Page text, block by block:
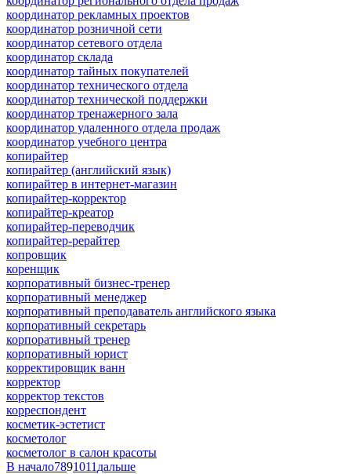
координатор рекламных проектов
координатор розничной сети
координатор сетевого отдела
координатор склада
координатор тайных покупателей
координатор технического отдела
координатор технической поддержки
координатор тренажерного зала
координатор удаленного отдела продаж
координатор учебного центра
копирайтер
копирайтер (английский язык)
копирайтер в интернет-магазин
копирайтер-корректор
копирайтер-креатор
копирайтер-переводчик
копирайтер-рерайтер
копровщик
коренщик
корпоративный бизнес-тренер
корпоративный менеджер
корпоративный преподаватель английского языка
корпоративный секретарь
корпоративный тренер
корпоративный юрист
корректировщик ванн
корректор
корректор текстов
корреспондент
косметик-эстетист
косметолог
косметолог в салон красоты
В начало7891011 дальше